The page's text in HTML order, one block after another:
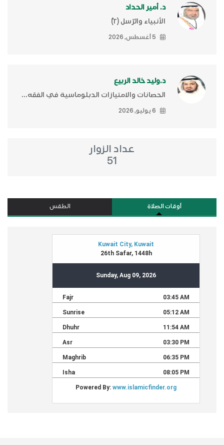
د. أمير الحداد
الأنبياء والرّسل (٢)ّ
5 أغسطس, 2026
د.وليد خالد الربيع
الحصانات والامتيازات الدبلوماسية في الفقه...
6 يوليو, 2026
عداد الزوار
51
أوقات الصلاة الطقس